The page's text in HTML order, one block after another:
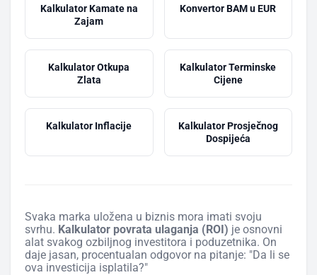
Kalkulator Kamate na
Zajam
Konvertor BAM u EUR
Kalkulator Otkupa
Zlata
Kalkulator Terminske
Cijene
Kalkulator Inflacije
Kalkulator Prosječnog
Dospijeća
Svaka marka uložena u biznis mora imati svoju
svrhu. Kalkulator povrata ulaganja (ROI) je osnovni
alat svakog ozbiljnog investitora i poduzetnika. On
daje jasan, procentualan odgovor na pitanje: "Da li se
ova investicija isplatila?"